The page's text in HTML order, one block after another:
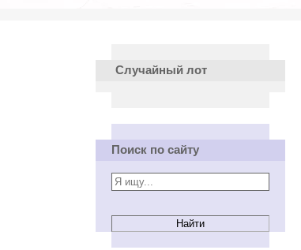
Случайный лот
Поиск по сайту